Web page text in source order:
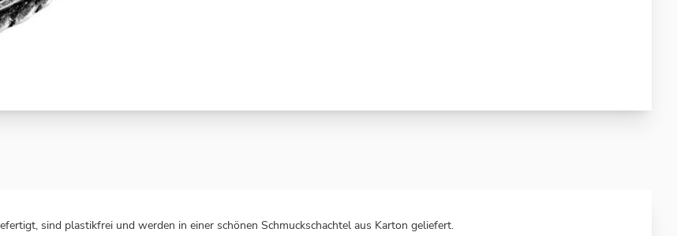
sind plastikfrei und werden in einer schönen Schmuckschachtel aus Karton geliefert.